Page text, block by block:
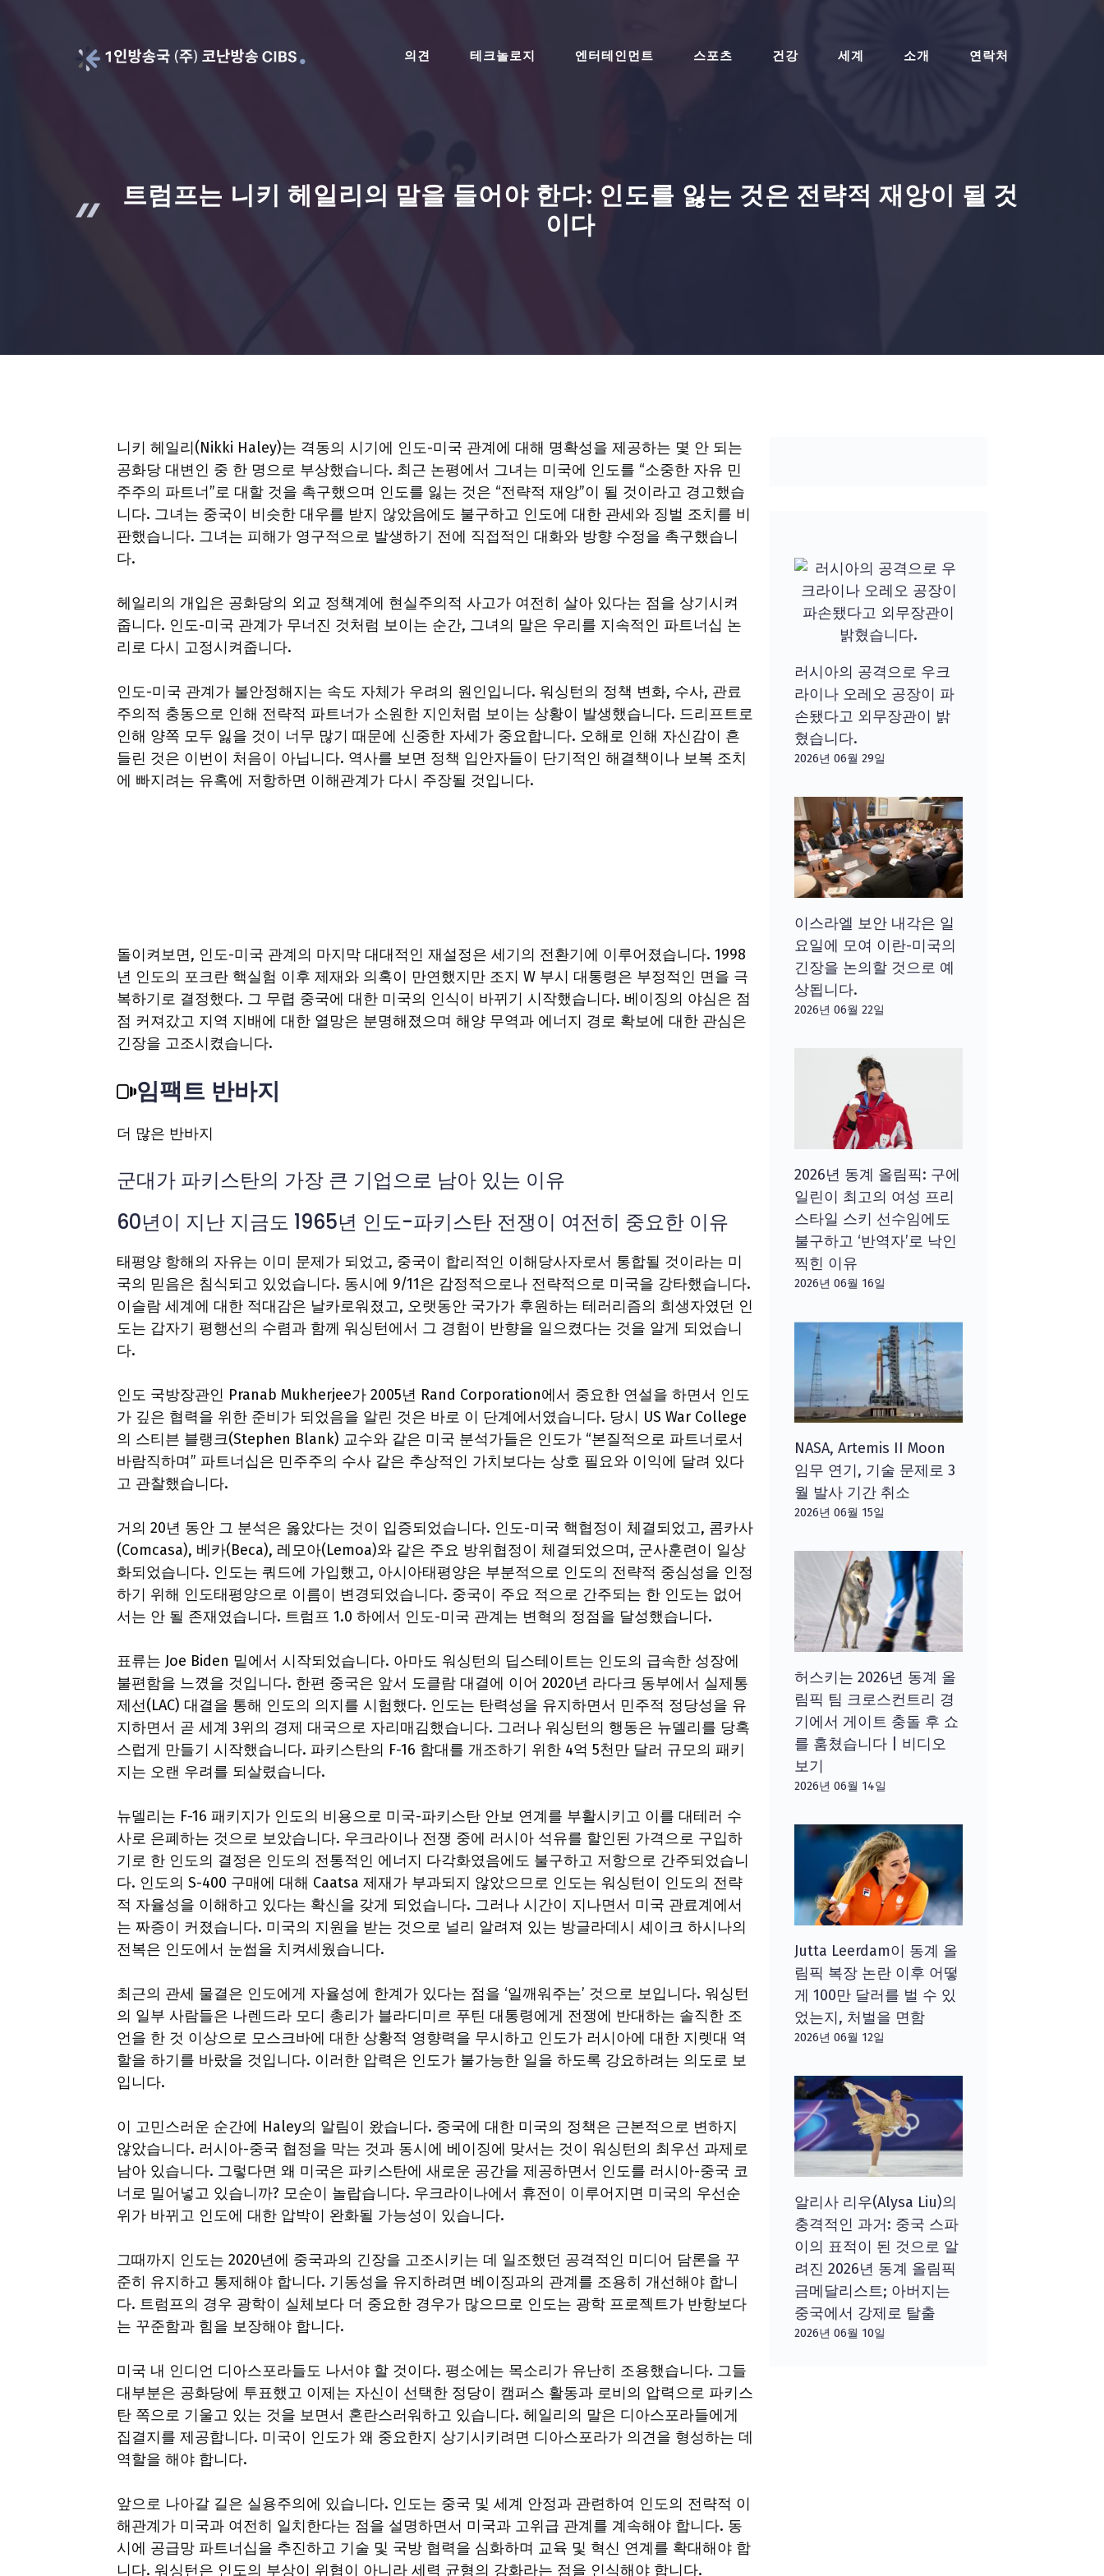
의견 테크놀로지 엔터테인먼트 스포츠 건강 세계 소개 연락처
트럼프는 니키 헤일리의 말을 들어야 한다: 인도를 잃는 것은 전략적 재앙이 될 것
이다
니키 헤일리(Nikki Haley)는 격동의 시기에 인도-미국 관계에 대해 명확성을 제공하는 몇 안 되는
공화당 대변인 중 한 명으로 부상했습니다. 최근 논평에서 그녀는 미국에 인도를 “소중한 자유 민
주주의 파트너”로 대할 것을 촉구했으며 인도를 잃는 것은 “전략적 재앙”이 될 것이라고 경고했습
니다. 그녀는 중국이 비슷한 대우를 받지 않았음에도 불구하고 인도에 대한 관세와 징벌 조치를 비
판했습니다. 그녀는 피해가 영구적으로 발생하기 전에 직접적인 대화와 방향 수정을 촉구했습니
다.
헤일리의 개입은 공화당의 외교 정책계에 현실주의적 사고가 여전히 살아 있다는 점을 상기시켜
줍니다. 인도-미국 관계가 무너진 것처럼 보이는 순간, 그녀의 말은 우리를 지속적인 파트너십 논
리로 다시 고정시켜줍니다.
인도-미국 관계가 불안정해지는 속도 자체가 우려의 원인입니다. 워싱턴의 정책 변화, 수사, 관료
주의적 충동으로 인해 전략적 파트너가 소원한 지인처럼 보이는 상황이 발생했습니다. 드리프트로
인해 양쪽 모두 잃을 것이 너무 많기 때문에 신중한 자세가 중요합니다. 오해로 인해 자신감이 흔
들린 것은 이번이 처음이 아닙니다. 역사를 보면 정책 입안자들이 단기적인 해결책이나 보복 조치
에 빠지려는 유혹에 저항하면 이해관계가 다시 주장될 것입니다.
돌이켜보면, 인도-미국 관계의 마지막 대대적인 재설정은 세기의 전환기에 이루어졌습니다. 1998
년 인도의 포크란 핵실험 이후 제재와 의혹이 만연했지만 조지 W 부시 대통령은 부정적인 면을 극
복하기로 결정했다. 그 무렵 중국에 대한 미국의 인식이 바뀌기 시작했습니다. 베이징의 야심은 점
점 커져갔고 지역 지배에 대한 열망은 분명해졌으며 해양 무역과 에너지 경로 확보에 대한 관심은
긴장을 고조시켰습니다.
임팩트 반바지
더 많은 반바지
군대가 파키스탄의 가장 큰 기업으로 남아 있는 이유
60년이 지난 지금도 1965년 인도-파키스탄 전쟁이 여전히 중요한 이유
태평양 항해의 자유는 이미 문제가 되었고, 중국이 합리적인 이해당사자로서 통합될 것이라는 미
국의 믿음은 침식되고 있었습니다. 동시에 9/11은 감정적으로나 전략적으로 미국을 강타했습니다.
이슬람 세계에 대한 적대감은 날카로워졌고, 오랫동안 국가가 후원하는 테러리즘의 희생자였던 인
도는 갑자기 평행선의 수렴과 함께 워싱턴에서 그 경험이 반향을 일으켰다는 것을 알게 되었습니
다.
인도 국방장관인 Pranab Mukherjee가 2005년 Rand Corporation에서 중요한 연설을 하면서 인도
가 깊은 협력을 위한 준비가 되었음을 알린 것은 바로 이 단계에서였습니다. 당시 US War College
의 스티븐 블랭크(Stephen Blank) 교수와 같은 미국 분석가들은 인도가 “본질적으로 파트너로서
바람직하며” 파트너십은 민주주의 수사 같은 추상적인 가치보다는 상호 필요와 이익에 달려 있다
고 관찰했습니다.
거의 20년 동안 그 분석은 옳았다는 것이 입증되었습니다. 인도-미국 핵협정이 체결되었고, 콤카사
(Comcasa), 베카(Beca), 레모아(Lemoa)와 같은 주요 방위협정이 체결되었으며, 군사훈련이 일상
화되었습니다. 인도는 쿼드에 가입했고, 아시아태평양은 부분적으로 인도의 전략적 중심성을 인정
하기 위해 인도태평양으로 이름이 변경되었습니다. 중국이 주요 적으로 간주되는 한 인도는 없어
서는 안 될 존재였습니다. 트럼프 1.0 하에서 인도-미국 관계는 변혁의 정점을 달성했습니다.
표류는 Joe Biden 밑에서 시작되었습니다. 아마도 워싱턴의 딥스테이트는 인도의 급속한 성장에
불편함을 느꼈을 것입니다. 한편 중국은 앞서 도클람 대결에 이어 2020년 라다크 동부에서 실제통
제선(LAC) 대결을 통해 인도의 의지를 시험했다. 인도는 탄력성을 유지하면서 민주적 정당성을 유
지하면서 곧 세계 3위의 경제 대국으로 자리매김했습니다. 그러나 워싱턴의 행동은 뉴델리를 당혹
스럽게 만들기 시작했습니다. 파키스탄의 F-16 함대를 개조하기 위한 4억 5천만 달러 규모의 패키
지는 오랜 우려를 되살렸습니다.
뉴델리는 F-16 패키지가 인도의 비용으로 미국-파키스탄 안보 연계를 부활시키고 이를 대테러 수
사로 은폐하는 것으로 보았습니다. 우크라이나 전쟁 중에 러시아 석유를 할인된 가격으로 구입하
기로 한 인도의 결정은 인도의 전통적인 에너지 다각화였음에도 불구하고 저항으로 간주되었습니
다. 인도의 S-400 구매에 대해 Caatsa 제재가 부과되지 않았으므로 인도는 워싱턴이 인도의 전략
적 자율성을 이해하고 있다는 확신을 갖게 되었습니다. 그러나 시간이 지나면서 미국 관료계에서
는 짜증이 커졌습니다. 미국의 지원을 받는 것으로 널리 알려져 있는 방글라데시 셰이크 하시나의
전복은 인도에서 눈썹을 치켜세웠습니다.
최근의 관세 물결은 인도에게 자율성에 한계가 있다는 점을 ‘일깨워주는’ 것으로 보입니다. 워싱턴
의 일부 사람들은 나렌드라 모디 총리가 블라디미르 푸틴 대통령에게 전쟁에 반대하는 솔직한 조
언을 한 것 이상으로 모스크바에 대한 상황적 영향력을 무시하고 인도가 러시아에 대한 지렛대 역
할을 하기를 바랐을 것입니다. 이러한 압력은 인도가 불가능한 일을 하도록 강요하려는 의도로 보
입니다.
이 고민스러운 순간에 Haley의 알림이 왔습니다. 중국에 대한 미국의 정책은 근본적으로 변하지
않았습니다. 러시아-중국 협정을 막는 것과 동시에 베이징에 맞서는 것이 워싱턴의 최우선 과제로
남아 있습니다. 그렇다면 왜 미국은 파키스탄에 새로운 공간을 제공하면서 인도를 러시아-중국 코
너로 밀어넣고 있습니까? 모순이 놀랍습니다. 우크라이나에서 휴전이 이루어지면 미국의 우선순
위가 바뀌고 인도에 대한 압박이 완화될 가능성이 있습니다.
그때까지 인도는 2020년에 중국과의 긴장을 고조시키는 데 일조했던 공격적인 미디어 담론을 꾸
준히 유지하고 통제해야 합니다. 기동성을 유지하려면 베이징과의 관계를 조용히 개선해야 합니
다. 트럼프의 경우 광학이 실체보다 더 중요한 경우가 많으므로 인도는 광학 프로젝트가 반항보다
는 꾸준함과 힘을 보장해야 합니다.
미국 내 인디언 디아스포라들도 나서야 할 것이다. 평소에는 목소리가 유난히 조용했습니다. 그들
대부분은 공화당에 투표했고 이제는 자신이 선택한 정당이 캠퍼스 활동과 로비의 압력으로 파키스
탄 쪽으로 기울고 있는 것을 보면서 혼란스러워하고 있습니다. 헤일리의 말은 디아스포라들에게
집결지를 제공합니다. 미국이 인도가 왜 중요한지 상기시키려면 디아스포라가 의견을 형성하는 데
역할을 해야 합니다.
앞으로 나아갈 길은 실용주의에 있습니다. 인도는 중국 및 세계 안정과 관련하여 인도의 전략적 이
해관계가 미국과 여전히 일치한다는 점을 설명하면서 미국과 고위급 관계를 계속해야 합니다. 동
시에 공급망 파트너십을 추진하고 기술 및 국방 협력을 심화하며 교육 및 혁신 연계를 확대해야 합
니다. 워싱턴은 인도의 부상이 위협이 아니라 세력 균형의 강화라는 점을 인식해야 합니다.
러시아의 공격으로 우크
라이나 오레오 공장이 파
손됐다고 외무장관이 밝
혔습니다.
2026년 06월 29일
이스라엘 보안 내각은 일
요일에 모여 이란-미국의
긴장을 논의할 것으로 예
상됩니다.
2026년 06월 22일
2026년 동계 올림픽: 구에
일린이 최고의 여성 프리
스타일 스키 선수임에도
불구하고 ‘반역자’로 낙인
찍힌 이유
2026년 06월 16일
NASA, Artemis II Moon
임무 연기, 기술 문제로 3
월 발사 기간 취소
2026년 06월 15일
허스키는 2026년 동계 올
림픽 팀 크로스컨트리 경
기에서 게이트 충돌 후 쇼
를 훔쳤습니다 | 비디오
보기
2026년 06월 14일
Jutta Leerdam이 동계 올
림픽 복장 논란 이후 어떻
게 100만 달러를 벌 수 있
었는지, 처벌을 면함
2026년 06월 12일
알리사 리우(Alysa Liu)의
충격적인 과거: 중국 스파
이의 표적이 된 것으로 알
려진 2026년 동계 올림픽
금메달리스트; 아버지는
중국에서 강제로 탈출
2026년 06월 10일